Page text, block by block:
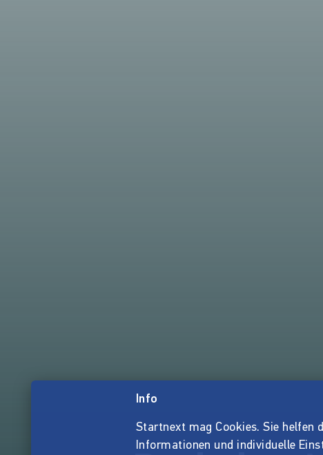
Info
Startnext mag Cookies. Sie helfen
Informationen und individuelle